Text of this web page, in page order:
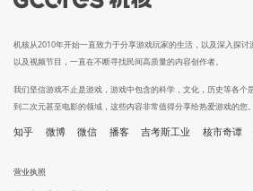
机核从2010年开始一直致力于分享游戏玩家的生活，以及深入探
以及视频节目，一直在不断寻找民间高质量的内容创作者。
我们坚信游戏不止是游戏，游戏中包含的科学，文化，历史等各个
到二次元甚至电影的领域，这些内容非常值得分享给热爱游戏的您。
知乎 微博 微信 播客 吉考斯工业 核市奇谭
营业执照